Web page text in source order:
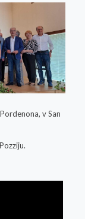
v San